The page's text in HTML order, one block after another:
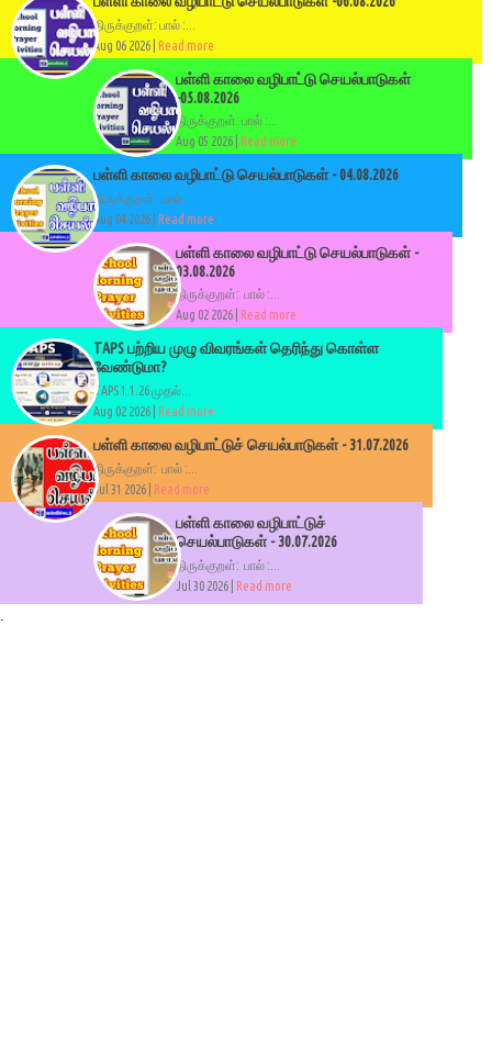
திருக்குறள்: பால் :...
Aug 06 2026 |
Read more
பள்ளி காலை வழிபாட்டு செயல்பாடுகள்
-05.08.2026
திருக்குறள்: பால் :...
Aug 05 2026 | Read more
பள்ளி காலை வழிபாட்டு செயல்பாடுகள் - 04.08.2026
திருக்குறள்: பால் :...
Aug 04 2026 | Read more
பள்ளி காலை வழிபாட்டு செயல்பாடுகள் -
03.08.2026
திருக்குறள்: பால் :...
Aug 02 2026 |
Read more
TAPS பற்றிய முழு விவரங்கள் தெரிந்து கொள்ள
வேண்டுமா?
TAPS 1.1.26 முதல்...
Aug 02 2026 | Read more
பள்ளி காலை வழிபாட்டுச் செயல்பாடுகள் - 31.07.2026
திருக்குறள்: பால் :...
Jul 31 2026 |
Read more
பள்ளி காலை வழிபாட்டுச்
செயல்பாடுகள் - 30.07.2026
திருக்குறள்: பால் :...
Jul 30 2026 |
Read more